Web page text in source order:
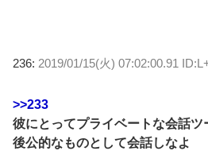
236: 2019/01/15(火) 07:02:00.91
>>233
彼にとってプライベートな会話
後公的なものとして会話しなよ